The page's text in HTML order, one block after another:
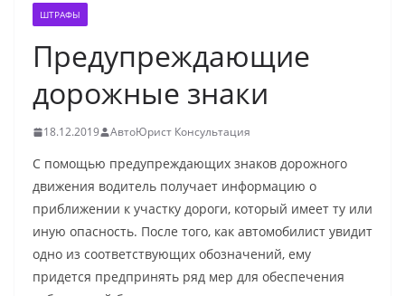
ШТРАФЫ
Предупреждающие
дорожные знаки
18.12.2019 АвтоЮрист Консультация
С помощью предупреждающих знаков дорожного
движения водитель получает информацию о
приближении к участку дороги, который имеет ту или
иную опасность. После того, как автомобилист увидит
одно из соответствующих обозначений, ему
придется предпринять ряд мер для обеспечения